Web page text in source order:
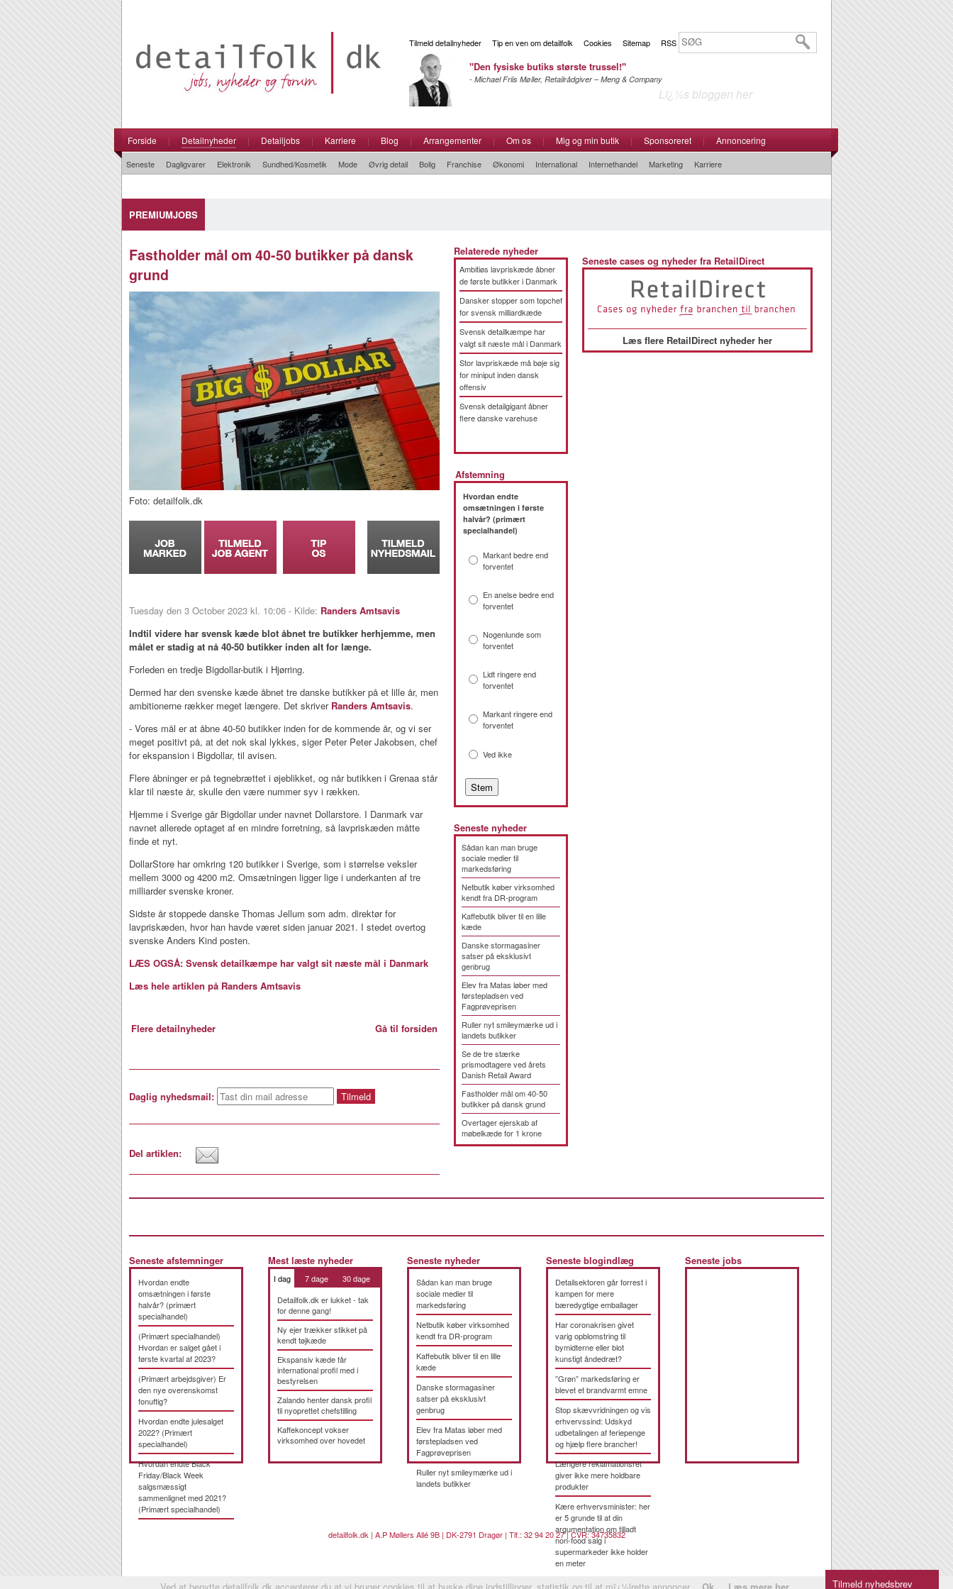
Tilmeld detailnyheder Tip en ven om detailfolk Cookies Sitemap RSS
"Den fysiske butiks største trussel!"
- Michael Friis Møller, Retailrådgiver – Meng & Company
Lï¿½s bloggen her
Forside | Detailnyheder | Detailjobs | Karriere | Blog | Arrangementer | Om os | Mig og min butik | Sponsoreret | Annoncering
Seneste Dagligvarer Elektronik Sundhed/Kosmetik Mode Øvrig detail Bolig Franchise Økonomi International Internethandel Marketing Karriere
PREMIUMJOBS
Fastholder mål om 40-50 butikker på dansk
grund
Foto: detailfolk.dk
Tuesday den 3 October 2023 kl. 10:06 - Kilde: Randers Amtsavis
Indtil videre har svensk kæde blot åbnet tre butikker herhjemme, men
målet er stadig at nå 40-50 butikker inden alt for længe.
Forleden en tredje Bigdollar-butik i Hjørring.
Dermed har den svenske kæde åbnet tre danske butikker på et lille år, men
ambitionerne rækker meget længere. Det skriver Randers Amtsavis.
- Vores mål er at åbne 40-50 butikker inden for de kommende år, og vi ser
meget positivt på, at det nok skal lykkes, siger Peter Peter Jakobsen, chef
for ekspansion i Bigdollar, til avisen.
Flere åbninger er på tegnebrættet i øjeblikket, og når butikken i Grenaa står
klar til næste år, skulle den være nummer syv i rækken.
Hjemme i Sverige går Bigdollar under navnet Dollarstore. I Danmark var
navnet allerede optaget af en mindre forretning, så lavpriskæden måtte
finde et nyt.
DollarStore har omkring 120 butikker i Sverige, som i størrelse veksler
mellem 3000 og 4200 m2. Omsætningen ligger lige i underkanten af tre
milliarder svenske kroner.
Sidste år stoppede danske Thomas Jellum som adm. direktør for
lavpriskæden, hvor han havde været siden januar 2021. I stedet overtog
svenske Anders Kind posten.
LÆS OGSÅ: Svensk detailkæmpe har valgt sit næste mål i Danmark
Læs hele artiklen på Randers Amtsavis
Flere detailnyheder Gå til forsiden
Daglig nyhedsmail:
Del artiklen:
Relaterede nyheder
Ambitiøs lavpriskæde åbner
de første butikker i Danmark
Dansker stopper som topchef
for svensk milliardkæde
Svensk detailkæmpe har
valgt sit næste mål i Danmark
Stor lavpriskæde må bøje sig
for miniput inden dansk
offensiv
Svensk detailgigant åbner
flere danske varehuse
Afstemning
Hvordan endte
omsætningen i første
halvår? (primært
specialhandel)
Markant bedre end
forventet
En anelse bedre end
forventet
Nogenlunde som
forventet
Lidt ringere end
forventet
Markant ringere end
forventet
Ved ikke
Seneste nyheder
Sådan kan man bruge
sociale medier til
markedsføring
Netbutik køber virksomhed
kendt fra DR-program
Kaffebutik bliver til en lille
kæde
Danske stormagasiner
satser på eksklusivt
genbrug
Elev fra Matas løber med
førstepladsen ved
Fagprøveprisen
Ruller nyt smileymærke ud i
landets butikker
Se de tre stærke
prismodtagere ved årets
Danish Retail Award
Fastholder mål om 40-50
butikker på dansk grund
Overtager ejerskab af
møbelkæde for 1 krone
Seneste cases og nyheder fra RetailDirect
Læs flere RetailDirect nyheder her
Seneste afstemninger
Hvordan endte
omsætningen i første
halvår? (primært
specialhandel)
(Primært specialhandel)
Hvordan er salget gået i
første kvartal af 2023?
(Primært arbejdsgiver) Er
den nye overenskomst
fonuftig?
Hvordan endte julesalget
2022? (Primært
specialhandel)
Hvordan endte Black
Friday/Black Week
salgsmæssigt
sammenlignet med 2021?
(Primært specialhandel)
Mest læste nyheder
I dag 7 dage
30 dage
Detailfolk.dk er lukket - tak
for denne gang!
Ny ejer trækker stikket på
kendt tøjkæde
Ekspansiv kæde får
international profil med i
bestyrelsen
Zalando henter dansk profil
til nyoprettet chefstilling
Kaffekoncept vokser
virksomhed over hovedet
Seneste nyheder
Sådan kan man bruge
sociale medier til
markedsføring
Netbutik køber virksomhed
kendt fra DR-program
Kaffebutik bliver til en lille
kæde
Danske stormagasiner
satser på eksklusivt
genbrug
Elev fra Matas løber med
førstepladsen ved
Fagprøveprisen
Ruller nyt smileymærke ud i
landets butikker
Seneste blogindlæg
Detailsektoren går forrest i
kampen for mere
bæredygtige emballager
Har coronakrisen givet
varig opblomstring til
bymidterne eller blot
kunstigt åndedræt?
”Grøn” markedsføring er
blevet et brandvarmt emne
Stop skævvridningen og vis
erhvervssind: Udskyd
udbetalingen af feriepenge
og hjælp flere brancher!
Længere reklamationsret
giver ikke mere holdbare
produkter
Kære erhvervsminister: her
er 5 grunde til at din
argumentation om tilladt
non-food salg i
supermarkeder ikke holder
en meter
Seneste jobs
detailfolk.dk | A.P Møllers Allé 9B | DK-2791 Dragør | Tlf.: 32 94 20 27 | CVR: 34735832
Tilmeld nyhedsbrev